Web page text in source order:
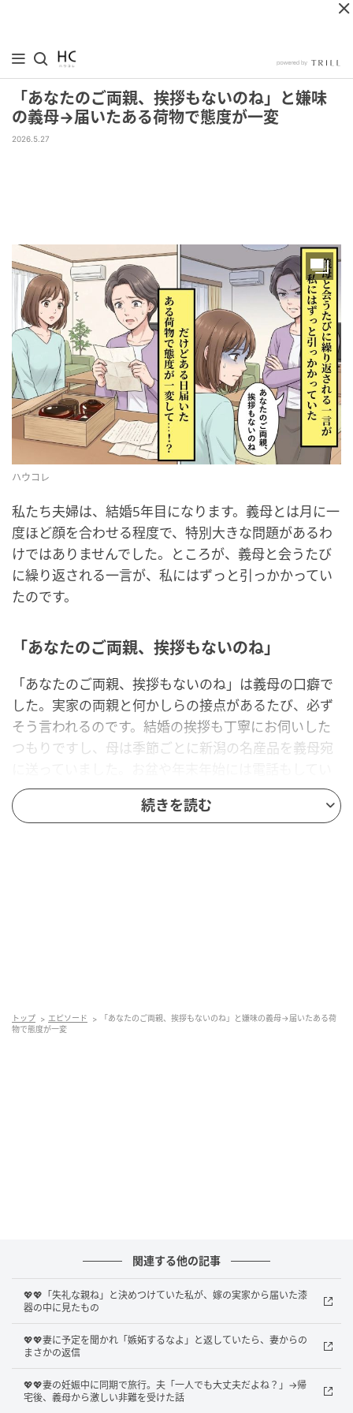
「あなたのご両親、挨拶もないのね」と嫌味
の義母→届いたある荷物で態度が一変
2026.5.27
ハウコレ
私たち夫婦は、結婚5年目になります。義母とは月に一
度ほど顔を合わせる程度で、特別大きな問題があるわ
けではありませんでした。ところが、義母と会うたび
に繰り返される一言が、私にはずっと引っかかってい
たのです。
「あなたのご両親、挨拶もないのね」
「あなたのご両親、挨拶もないのね」は義母の口癖で
した。実家の両親と何かしらの接点があるたび、必ず
そう言われるのです。結婚の挨拶も丁寧にお伺いした
つもりですし、母は季節ごとに新潟の名産品を義母宛
るはずです。
「お母さん、両親は何度もお品を送ってますし、電話
た。「お義母さんに、ちゃんとご挨拶できてる？何か
粗相があったかな」母は少し考えてから、「電話はか
したところで「私が悪いと言うの？」と怒らせてしま
いそうで、口を閉ざしていました。
動揺した義母の電話
そんなある日、義母から珍しく電話がかかってきまし
た。受話器の向こうの義母は、いつもと違う、戸惑っ
続きを読む
トップ エピソード
「あなたのご両親、挨拶もないのね」と嫌味の義母→届いたある荷
物で態度が一変
関連する他の記事
💖💖「失礼な親ね」と決めつけていた私が、嫁の実家から届いた漆
器の中に見たもの
💖💖妻に予定を聞かれ「嫉妬するなよ」と返していたら、妻からの
まさかの返信
💖💖妻の妊娠中に同期で旅行。夫「一人でも大丈夫だよね？」→帰
宅後、義母から激しい非難を受けた話